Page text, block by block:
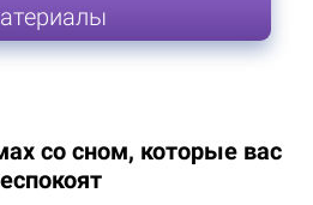
со сном, которые вас